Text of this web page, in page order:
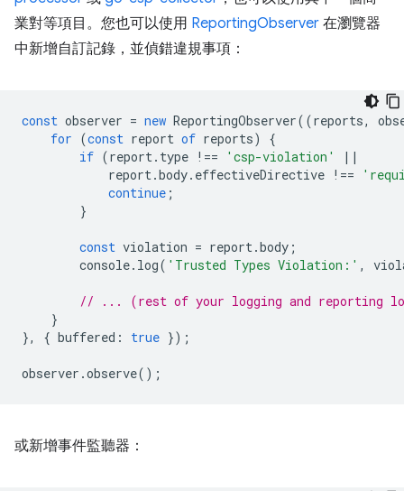
業對等項目。您也可以使用 ReportingObserver 在瀏覽器
中新增自訂記錄，並偵錯違規事項：
const observer = new ReportingObserver((reports,
for (const report of reports)
{
if (report. type !== 'csp-violation'
||
report.body. effectiveDirective !==
continue ;
}
const violation = report.body ;
console. log( 'Trusted Types Violation:' ,
// ... (rest of your logging and reporting
}
},
{ buffered : true });
observer .observe();
或新增事件監聽器：